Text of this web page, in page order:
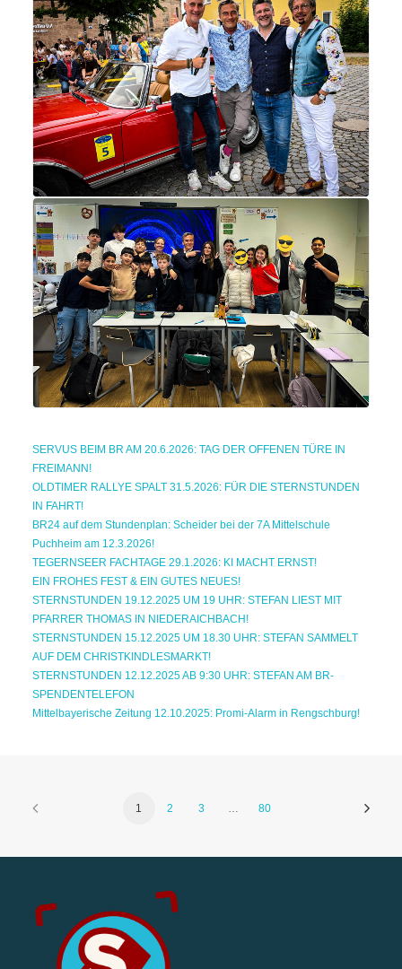
SERVUS BEIM BR AM 20.6.2026: TAG DER OFFENEN TÜRE IN
FREIMANN!
OLDTIMER RALLYE SPALT 31.5.2026: FÜR DIE STERNSTUNDEN
IN FAHRT!
BR24 auf dem Stundenplan: Scheider bei der 7A Mittelschule
Puchheim am 12.3.2026!
TEGERNSEER FACHTAGE 29.1.2026: KI MACHT ERNST!
EIN FROHES FEST & EIN GUTES NEUES!
STERNSTUNDEN 19.12.2025 UM 19 UHR: STEFAN LIEST MIT
PFARRER THOMAS IN NIEDERAICHBACH!
STERNSTUNDEN 15.12.2025 UM 18.30 UHR: STEFAN SAMMELT
AUF DEM CHRISTKINDLESMARKT!
STERNSTUNDEN 12.12.2025 AB 9:30 UHR: STEFAN AM BR-
SPENDENTELEFON
Mittelbayerische Zeitung 12.10.2025: Promi-Alarm in Rengschburg!
1 2 3 80